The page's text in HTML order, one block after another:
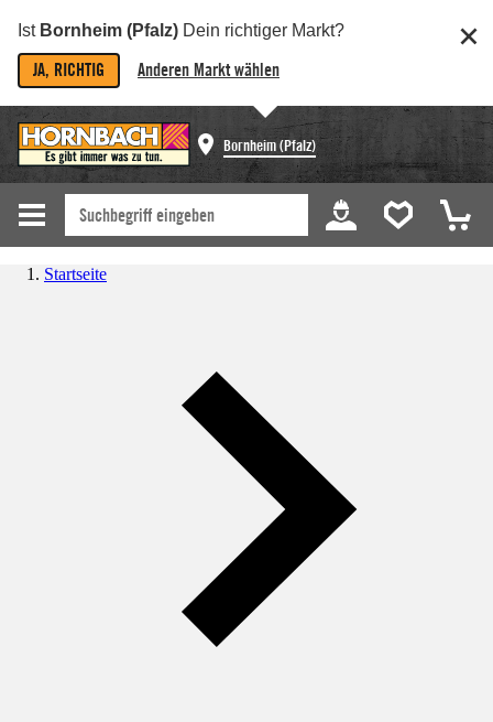
Ist Bornheim (Pfalz) Dein richtiger Markt?
JA, RICHTIG Anderen Markt wählen
Bornheim (Pfalz)
Startseite